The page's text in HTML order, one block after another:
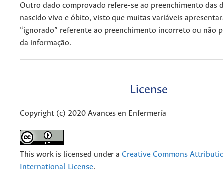
Outro dado comprovado refere-se ao preenchimento das
nascido vivo e óbito, visto que muitas variáveis
“ignorado” referente ao preenchimento incorreto ou não
da informação.
License
Copyright (c) 2020 Avances en Enfermería
This work is licensed under a Creative Commons
International License.